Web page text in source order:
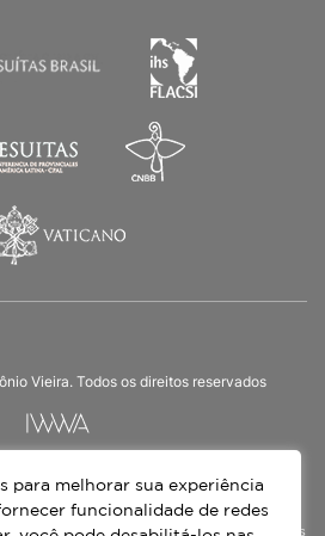
Vieira. Todos os direitos reservados
a Rede Jesuíta de Educação, tendo as suas
valores da espiritualidade inaciana – marca da
1500 unidades de ensino, espalhadas
para melhorar sua experiência
funcionalidade de redes